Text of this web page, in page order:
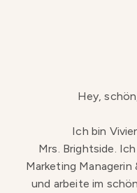
Hey,
Ich bin
Mrs. Brightside.
Marketing
und arbeite im